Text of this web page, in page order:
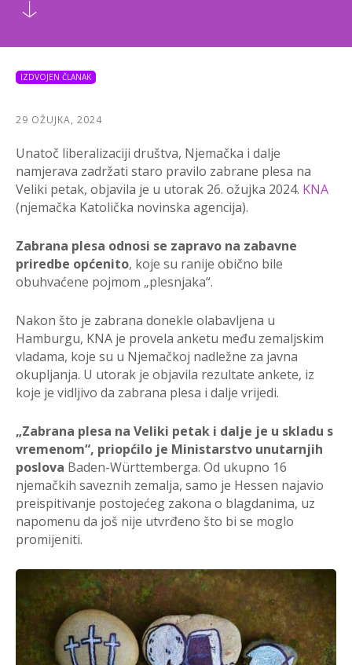
IZDVOJEN ČLANAK
29 OŽUJKA, 2024
Unatoč liberalizaciji društva, Njemačka i dalje
namjerava zadržati staro pravilo zabrane plesa na
Veliki petak, objavila je u utorak 26. ožujka 2024. KNA
(njemačka Katolička novinska agencija).
Zabrana plesa odnosi se zapravo na zabavne
priredbe općenito, koje su ranije obično bile
obuhvaćene pojmom „plesnjaka“.
Nakon što je zabrana donekle olabavljena u
Hamburgu, KNA je provela anketu među zemaljskim
vladama, koje su u Njemačkoj nadležne za javna
okupljanja. U utorak je objavila rezultate ankete, iz
koje je vidljivo da zabrana plesa i dalje vrijedi.
„Zabrana plesa na Veliki petak i dalje je u skladu s
vremenom“, priopćilo je Ministarstvo unutarnjih
poslova Baden-Württemberga. Od ukupno 16
njemačkih saveznih zemalja, samo je Hessen najavio
preispitivanje postojećeg zakona o blagdanima, uz
napomenu da još nije utvrđeno što bi se moglo
promijeniti.